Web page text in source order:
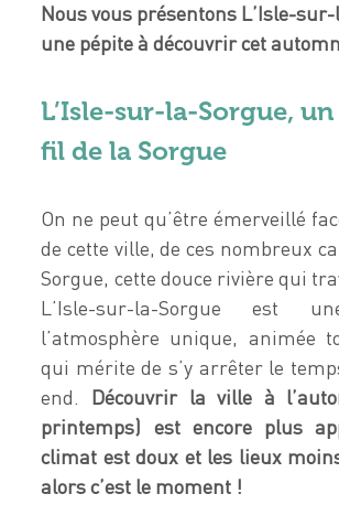
Nous vous présentons L’Isle-
une pépite à découvrir cet
L’Isle-sur-la-Sorgue,
fil de la Sorgue
On ne peut qu’être émerveillé
de cette ville, de ces nombreux
Sorgue, cette douce rivière qui
L’Isle-sur-la-Sorgue est
l’atmosphère unique, animée
qui mérite de s’y arrêter le
end. Découvrir la ville à
printemps) est encore plus
climat est doux et les lieux
alors c’est le moment !